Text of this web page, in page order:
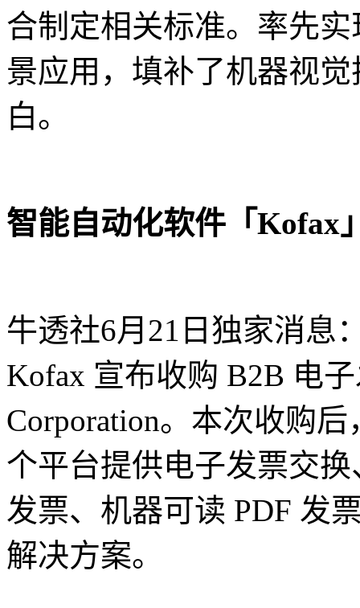
合制定相关标准。率先
景应用，填补了机器视
白。
智能自动化软件「Kofax
牛透社6月21日独家消息
Kofax 宣布收购 B2B 电
Corporation。本次收购
个平台提供电子发票交
发票、机器可读 PDF 发
解决方案。